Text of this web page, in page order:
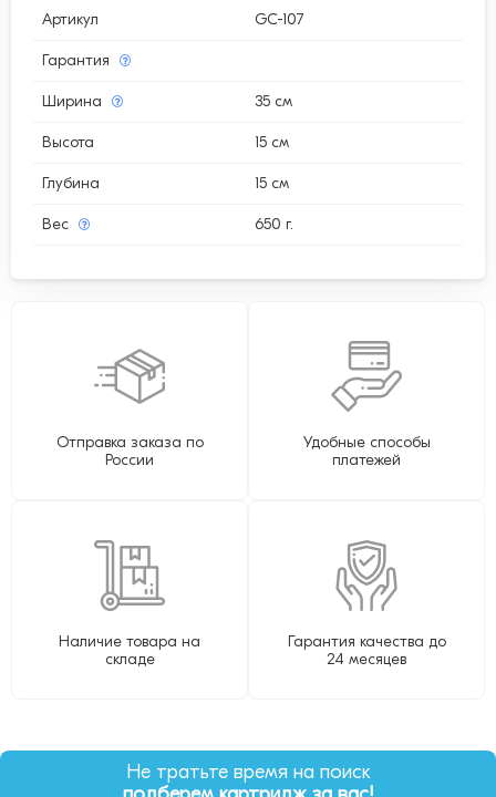
Артикул GC-107
Гарантия
Ширина 35 см
Высота 15 см
Глубина 15 см
Вес 650 г.
Отправка заказа по
России
Удобные способы
платежей
Наличие товара на
складе
Гарантия качества до
24 месяцев
Не тратьте время на поиск